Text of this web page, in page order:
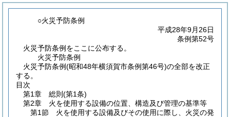
○火災予防条例
平成28年9月26日
条例第52号
火災予防条例をここに公布する。
火災予防条例
火災予防条例(昭和48年横須賀市条例第46号)の全部を改正
する。
目次
第1章
総則 (第1条)
第2章
火を使用する設備の位置、構造及び管理の基準等
第1節
火を使用する設備及びその使用に際し、火災の発